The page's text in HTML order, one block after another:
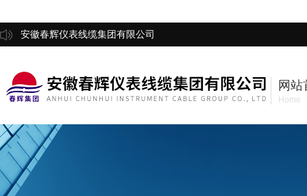
安徽春辉仪表线缆集团有限公司
网站
Home